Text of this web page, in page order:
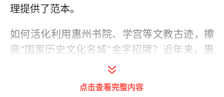
理提供了范本。
如何活化利用惠州书院、学宫等文教古迹，擦
亮“国家历史文化名城”金字招牌？近年来，惠
州一直在探索尝试，已将黄氏书室打造为东江
民俗文物馆，将宾兴馆开辟为古代科举制度展
点击查看完整内容